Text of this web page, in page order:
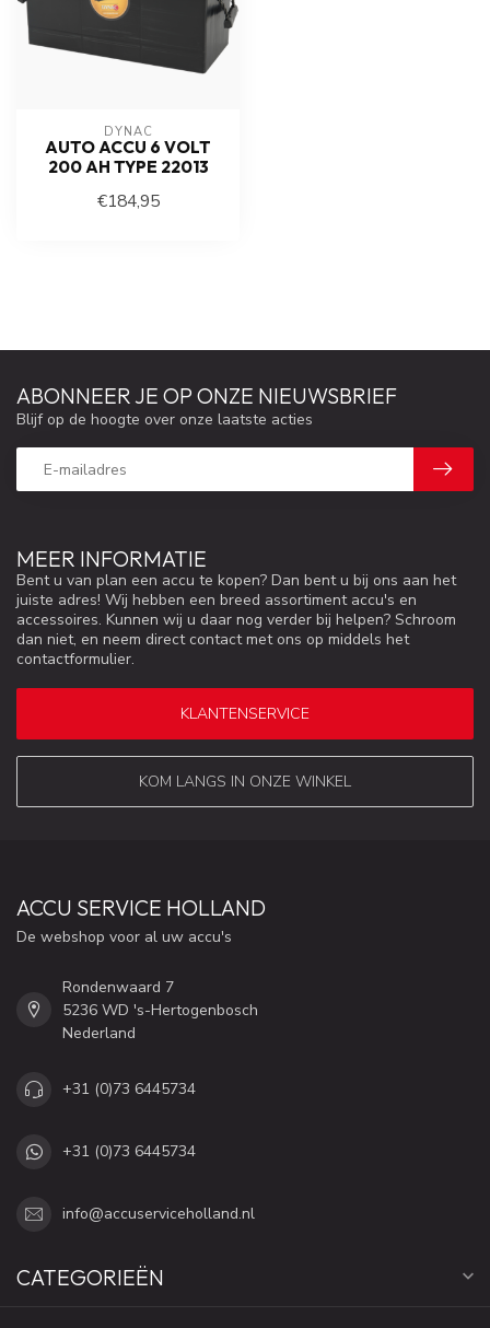
DYNAC
AUTO ACCU 6 VOLT
200 AH TYPE 22013
€184,95
MEER INFORMATIE
Bent u van plan een accu te kopen? Dan bent u bij ons aan het
juiste adres! Wij hebben een breed assortiment accu's en
accessoires. Kunnen wij u daar nog verder bij helpen? Schroom
dan niet, en neem direct contact met ons op middels het
contactformulier.
KLANTENSERVICE
KOM LANGS IN ONZE WINKEL
ABONNEER JE OP ONZE NIEUWSBRIEF
Blijf op de hoogte over onze laatste acties
ACCU SERVICE HOLLAND
De webshop voor al uw accu's
Rondenwaard 7
5236 WD 's-Hertogenbosch
Nederland
+31 (0)73 6445734
+31 (0)73 6445734
info@accuserviceholland.nl
CATEGORIEËN